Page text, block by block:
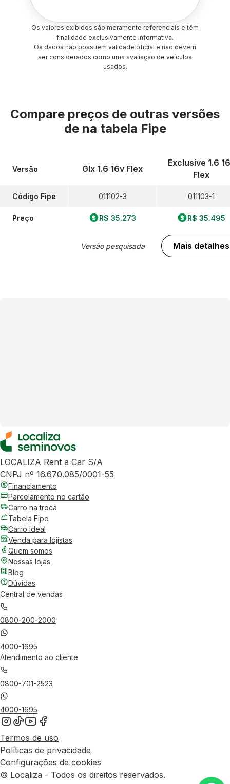
Os valores exibidos são meramente referenciais e têm
finalidade exclusivamente informativa.
Os dados não possuem validade oficial e não devem
ser considerados como uma avaliação de veículos
usados.
Compare preços de outras versões
de na tabela Fipe
Versão
Código Fipe
Preço
Glx 1.6 16v Flex
011102-3
R$ 35.273
Versão pesquisada
Exclusive 1.6
Flex
011103-1
R$ 35.495
Mais detalhes
LOCALIZA Rent a Car S/A
CNPJ nº 16.670.085/0001-55
Financiamento
Parcelamento no cartão
Carro na troca
Tabela Fipe
Carro Ideal
Venda para lojistas
Quem somos
Nossas lojas
Blog
Dúvidas
Central de vendas
0800-200-2000
4000-1695
Atendimento ao cliente
0800-701-2523
4000-1695
Termos de uso
Políticas de privacidade
Configurações de cookies
© Localiza - Todos os direitos reservados.